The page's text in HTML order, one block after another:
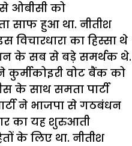
ओबीसी को
साफ हुआ था. नीतीश
विचारधारा का हिस्सा थे
के सब से बड़े समर्थक थे.
कुर्मीकोइरी वोट बैंक को
के साथ समता पार्टी
ने भाजपा से गठबंधन
का यह शुरुआती
के लिए था. नीतीश